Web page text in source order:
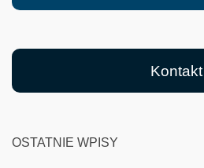
Kontakt
OSTATNIE WPISY